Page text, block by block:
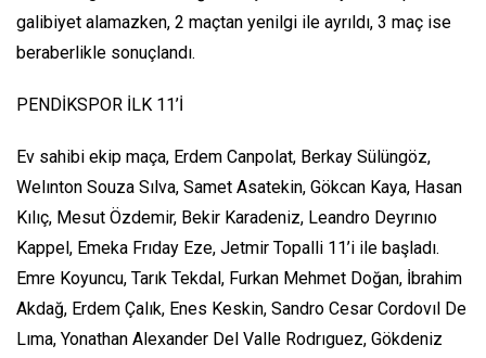
galibiyet alamazken, 2 maçtan yenilgi ile ayrıldı, 3 maç ise
beraberlikle sonuçlandı.
PENDİKSPOR İLK 11’İ
Ev sahibi ekip maça, Erdem Canpolat, Berkay Sülüngöz,
Welınton Souza Sılva, Samet Asatekin, Gökcan Kaya, Hasan
Kılıç, Mesut Özdemir, Bekir Karadeniz, Leandro Deyrınıo
Kappel, Emeka Frıday Eze, Jetmir Topalli 11’i ile başladı.
Emre Koyuncu, Tarık Tekdal, Furkan Mehmet Doğan, İbrahim
Akdağ, Erdem Çalık, Enes Keskin, Sandro Cesar Cordovıl De
Lıma, Yonathan Alexander Del Valle Rodrıguez, Gökdeniz